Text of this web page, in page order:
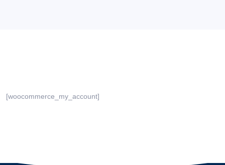
[woocommerce_my_account]